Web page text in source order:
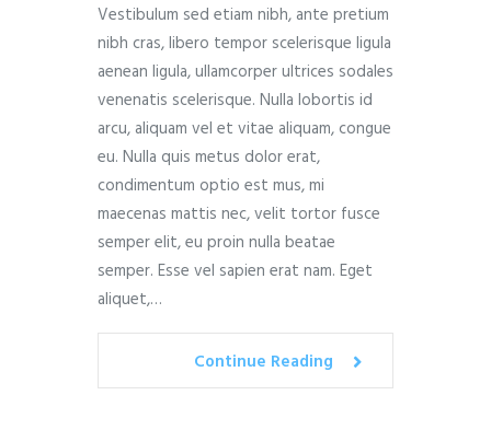
Vestibulum sed etiam nibh, ante pretium
nibh cras, libero tempor scelerisque ligula
aenean ligula, ullamcorper ultrices sodales
venenatis scelerisque. Nulla lobortis id
arcu, aliquam vel et vitae aliquam, congue
eu. Nulla quis metus dolor erat,
condimentum optio est mus, mi
maecenas mattis nec, velit tortor fusce
semper elit, eu proin nulla beatae
semper. Esse vel sapien erat nam. Eget
aliquet,…
Continue Reading